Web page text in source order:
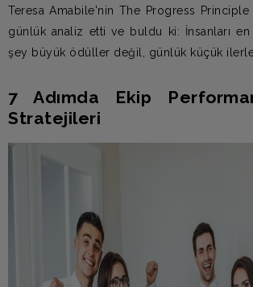
Teresa Amabile'nin The Progress Principle
günlük analiz etti ve buldu ki: İnsanları
şey büyük ödüller değil, günlük küçük
7 Adımda Ekip
Stratejileri